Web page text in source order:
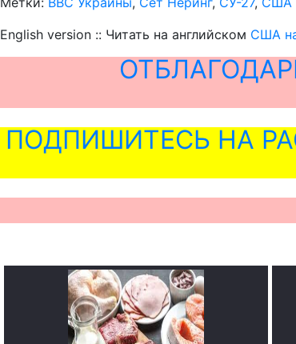
English version :: Читать на английском США
ПОДПИШИТЕСЬ НА